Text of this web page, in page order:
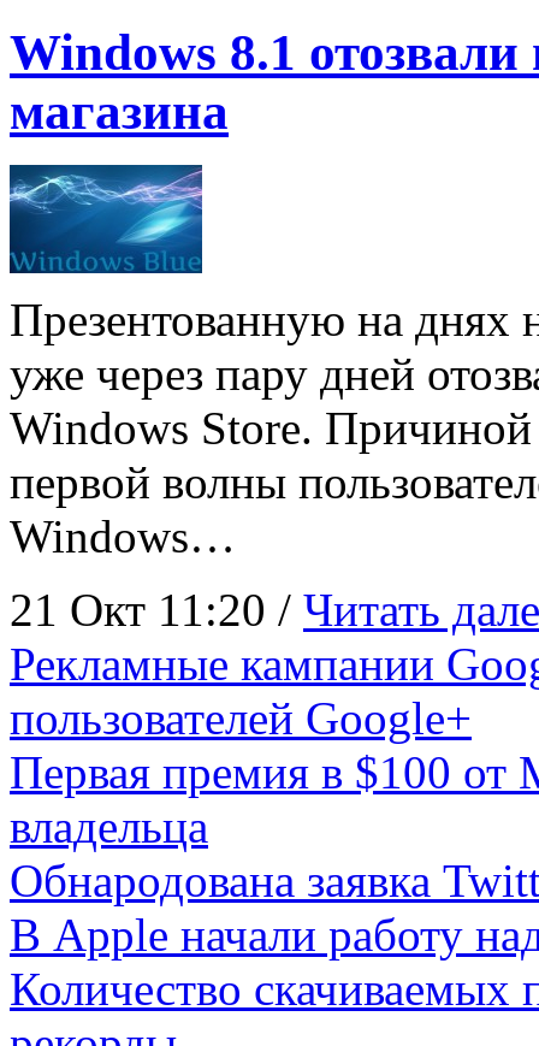
Windows 8.1
магазина
Презентованную на
уже через пару дней
Windows Store.
первой волны
Windows…
21 Окт 11:20 / Читать
Рекламные кампании
пользователей Google+
Первая премия в $100 от
владельца
Обнародована заявка
В Apple начали работу
Количество скачиваемых